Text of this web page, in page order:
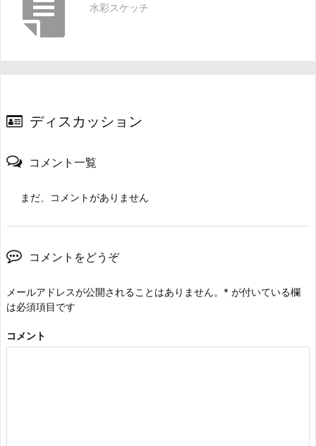
水彩スケッチ
ディスカッション
コメント一覧
まだ、コメントがありません
コメントをどうぞ
メールアドレスが公開されることはありません。 * が付いている欄
は必須項目です
コメント